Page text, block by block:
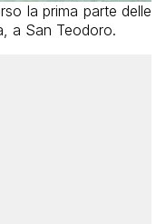
la prima parte delle
a San Teodoro.